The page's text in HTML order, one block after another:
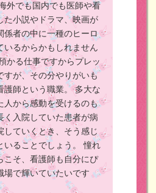
外でも国内でも医師や看
た小説やドラマ、映画が
係者の中に一種のヒーロ
いるからかもしれません
かる仕事ですからプレッ
すが、その分やりがいも
護師という職業。多大な
人から感動を受けるのも
く入院していた患者が病
していくとき、そう感じ
ることでしょう。
憧れ
こそ、看護師も自分にぴ
場で輝いていたいです